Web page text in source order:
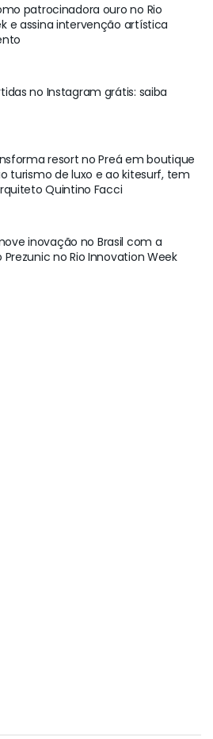
patrocinadora ouro no Rio
e assina intervenção artística
no Instagram grátis: saiba
resort no Preá em boutique
turismo de luxo e ao kitesurf, tem
Quintino Facci
inovação no Brasil com a
no Rio Innovation Week